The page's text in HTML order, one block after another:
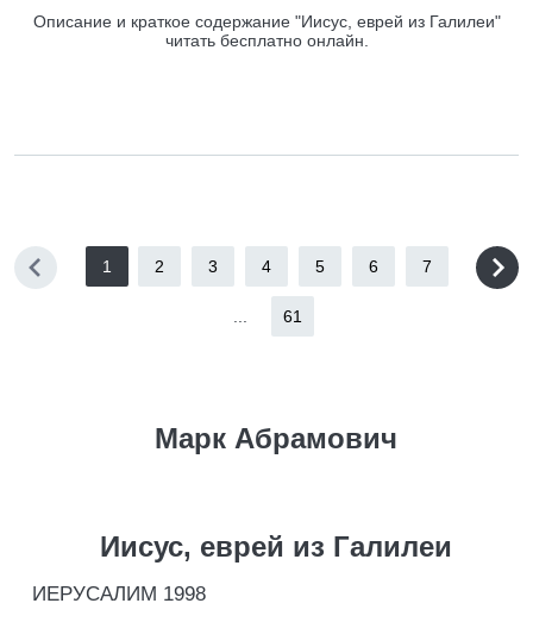
Описание и краткое содержание "Иисус, еврей из Галилеи"
читать бесплатно онлайн.
1 2 3 4 5 6 7
61
Марк Абрамович
Иисус, еврей из Галилеи
ИЕРУСАЛИМ 1998